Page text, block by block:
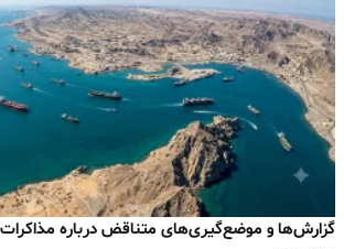
گزارش‌ها و موضع‌گیری‌های متناقض درباره